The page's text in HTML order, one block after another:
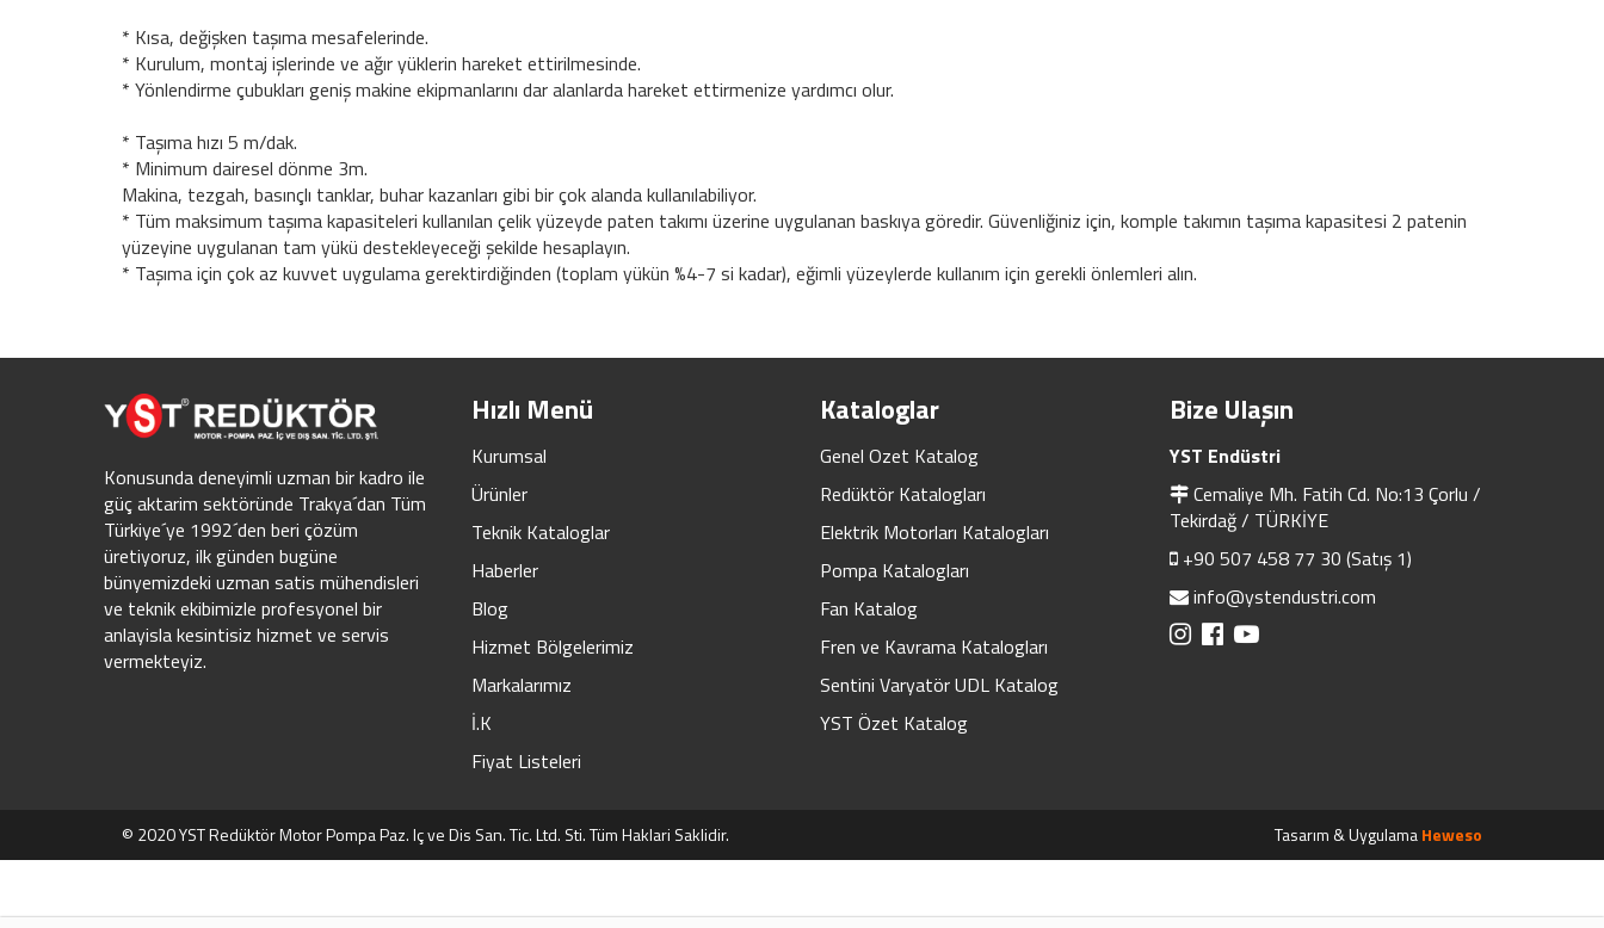
* Kısa, değişken taşıma mesafelerinde.
* Kurulum, montaj işlerinde ve ağır yüklerin hareket ettirilmesinde.
* Yönlendirme çubukları geniş makine ekipmanlarını dar alanlarda hareket ettirmenize yardımcı olur.
* Taşıma hızı 5 m/dak.
* Minimum dairesel dönme 3m.
Makina, tezgah, basınçlı tanklar, buhar kazanları gibi bir çok alanda kullanılabiliyor.
* Tüm maksimum taşıma kapasiteleri kullanılan çelik yüzeyde paten takımı üzerine uygulanan baskıya göredir. Güvenliğiniz için, komple takımın taşıma kapasitesi 2 patenin
yüzeyine uygulanan tam yükü destekleyeceği şekilde hesaplayın.
* Taşıma için çok az kuvvet uygulama gerektirdiğinden (toplam yükün %4-7 si kadar), eğimli yüzeylerde kullanım için gerekli önlemleri alın.
Konusunda deneyimli uzman bir kadro ile
güç aktarim sektöründe Trakya´dan Tüm
Türkiye´ye 1992´den beri çözüm
üretiyoruz, ilk günden bugüne
bünyemizdeki uzman satis mühendisleri
ve teknik ekibimizle profesyonel bir
anlayisla kesintisiz hizmet ve servis
vermekteyiz.
Hızlı Menü
Kurumsal
Ürünler
Teknik Kataloglar
Haberler
Blog
Hizmet Bölgelerimiz
Markalarımız
İ.K
Fiyat Listeleri
Kataloglar
Genel Ozet Katalog
Redüktör Katalogları
Elektrik Motorları Katalogları
Pompa Katalogları
Fan Katalog
Fren ve Kavrama Katalogları
Sentini Varyatör UDL Katalog
YST Özet Katalog
Bize Ulaşın
YST Endüstri
Cemaliye Mh. Fatih Cd. No:13 Çorlu /
Tekirdağ / TÜRKİYE
+90 507 458 77 30 (Satış 1)
info@ystendustri.com
© 2020 YST Redüktör Motor Pompa Paz. Iç ve Dis San. Tic. Ltd. Sti. Tüm Haklari Saklidir. Tasarım & UygulamaHeweso